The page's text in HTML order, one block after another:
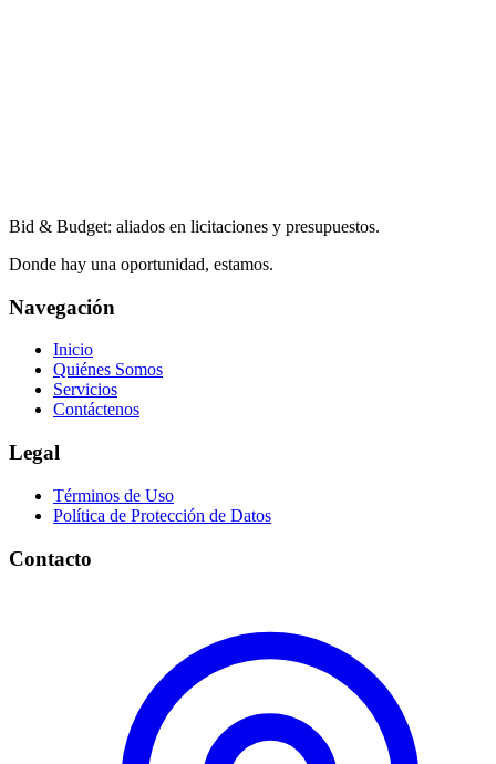
Bid & Budget: aliados en licitaciones y presupuestos.
Donde hay una oportunidad, estamos.
Navegación
Inicio
Quiénes Somos
Servicios
Contáctenos
Legal
Términos de Uso
Política de Protección de Datos
Contacto